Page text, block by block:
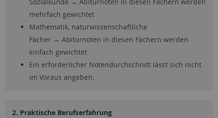
mehrfach gewichtet
Mathematik, naturwissenschaftliche
Fächer → Abiturnoten in diesen Fächern werden
einfach gewichtet
Ein erforderlicher Notendurchschnitt lässt sich nicht
im Voraus angeben.
2. Praktische Berufserfahrung